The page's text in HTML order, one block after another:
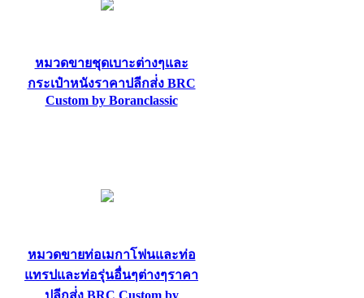
หมวดขายชุดเบาะต่างๆและ
กระเป๋าหนังราคาปลีกส่่ง BRC
Custom by Boranclassic
หมวดขายท่อเมกาโฟนและท่อ
แทรปและท่อรุ่นอื่นๆต่างๆราคา
ปลีกส่่ง BRC Custom by